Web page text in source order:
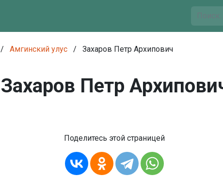
/ Амгинский улус / Захаров Петр Архипович
Захаров Петр
Поделитесь этой страницей